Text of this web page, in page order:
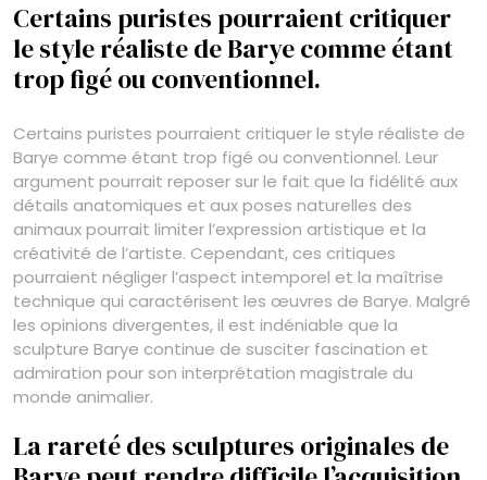
Certains puristes pourraient critiquer
le style réaliste de Barye comme étant
trop figé ou conventionnel.
Certains puristes pourraient critiquer le style réaliste de
Barye comme étant trop figé ou conventionnel. Leur
argument pourrait reposer sur le fait que la fidélité aux
détails anatomiques et aux poses naturelles des
animaux pourrait limiter l’expression artistique et la
créativité de l’artiste. Cependant, ces critiques
pourraient négliger l’aspect intemporel et la maîtrise
technique qui caractérisent les œuvres de Barye. Malgré
les opinions divergentes, il est indéniable que la
sculpture Barye continue de susciter fascination et
admiration pour son interprétation magistrale du
monde animalier.
La rareté des sculptures originales de